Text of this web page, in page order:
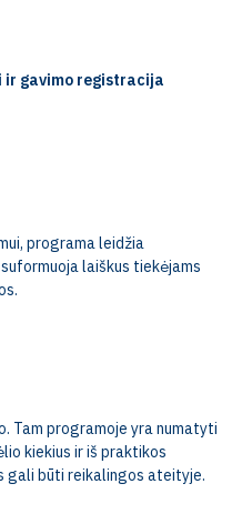
ir gavimo registracija
programa leidžia
laiškus tiekėjams
Tam programoje yra numatyti
kiekius ir iš praktikos
gali būti reikalingos ateityje.